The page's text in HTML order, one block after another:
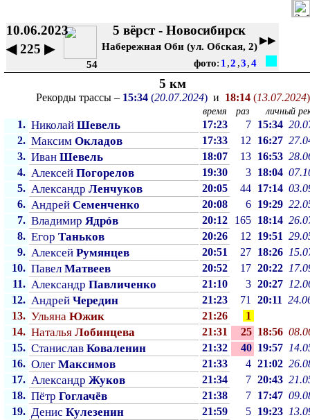
10.06.2023
◀225 ▶
54
5 вёрст - Новосибирск
Набережная Оби (ул. Обская, 2)
▶▶
фото: 1 ,2 ,3,4
5 км
Рекорды трассы – 15:34(20.07.2024)и 18:14(13.07.2024)
время раз личный
1. Николай Шевель 17:23 7 15:34
2. Максим Окладов 17:33 12 16:27
3. Иван Шевель 18:07 13 16:53
4. Алексей Погорелов 19:30 3 18:04
5. Александр Ленчуков 20:05 44 17:14
6. Андрей Семенченко 20:08 6 19:29
7. Владимир Ядрóв 20:12 165 18:14
8. Егор Таньков 20:26 12 19:51
9. Алексей Румянцев 20:51 27 18:26
10. Павел Матвеев 20:52 17 20:22
11. Александр Павличенко 21:10 3 20:27
12. Андрей Чередин 21:23 71 20:11
13. Ульяна Южик 21:26
1
14. Наталья Лобинцева 21:31 25 18:56
15. Станислав Коваленин 21:32 40 19:57
16. Олег Максимов 21:33 4 21:02
17. Александр Жуков 21:34 7 20:43
18. Пётр Гоглачёв 21:38 7 17:47
19. Денис Кулезенин 21:59 5 19:23